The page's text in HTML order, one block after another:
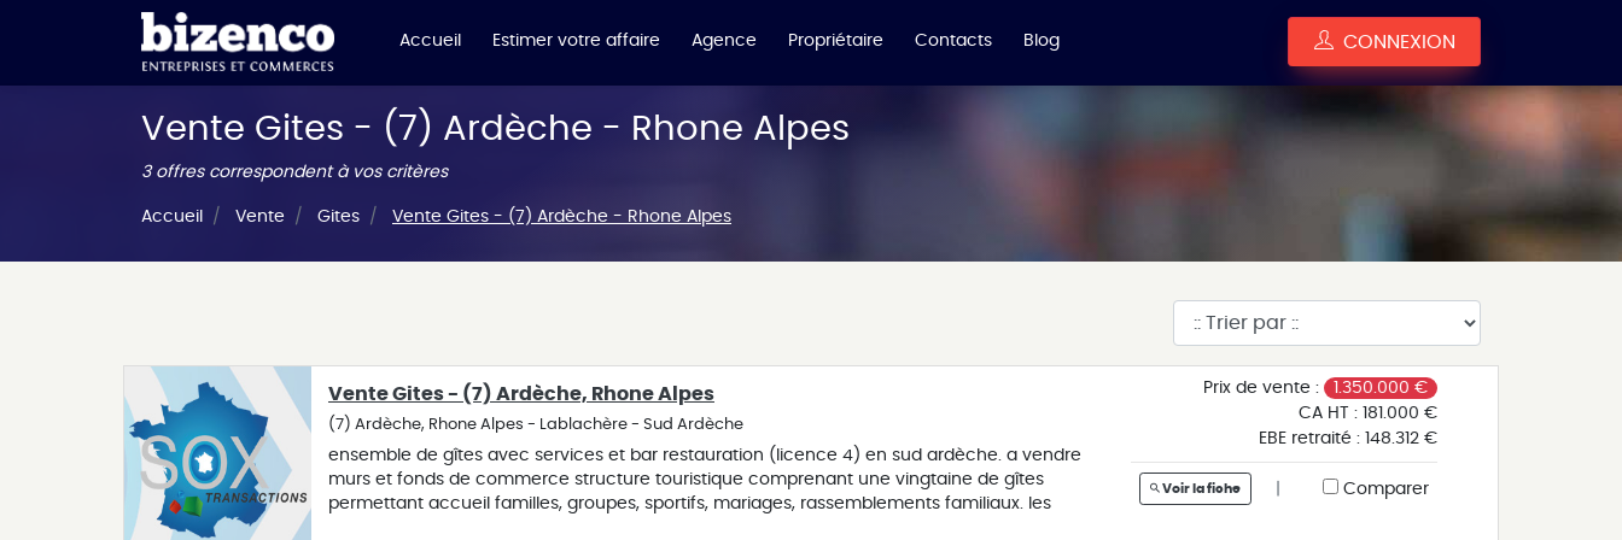
Accueil Estimer votre affaire Agence Propriétaire Contacts Blog CONNEXION
Vente Gites - (7) Ardèche - Rhone Alpes
3 offres correspondent à vos critères
Accueil Vente Gites Vente Gites - (7) Ardèche - Rhone Alpes
Vente Gites - (7) Ardèche, Rhone Alpes
(7) Ardèche, Rhone Alpes - Lablachère - Sud Ardèche
ensemble de gîtes avec services et bar restauration (licence 4) en sud ardèche. a vendre
murs et fonds de commerce structure touristique comprenant une vingtaine de gîtes
permettant accueil familles, groupes, sportifs, mariages, rassemblements familiaux. les
Prix de vente :
1.350.000 €
CA HT :
181.000 €
EBE retraité : 148.312 €
Voir la fiche Comparer